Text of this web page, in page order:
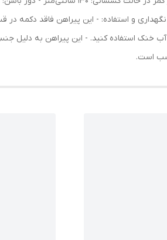
و استفاده: - این پیراهن فاقد دکمه
خنک استفاده کنید. - این پیراهن به دلیل
است.